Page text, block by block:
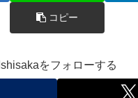
コピー
Ishisakaをフォローする